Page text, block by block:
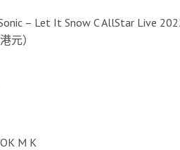
Sonic – Let It Snow C AllStar Live
元）
M K